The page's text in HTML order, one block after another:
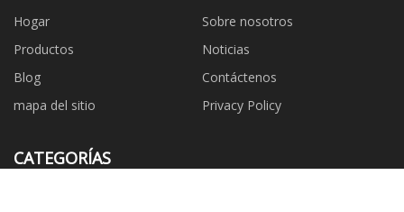
Hogar
Sobre nosotros
Productos
Noticias
Blog
Contáctenos
mapa del sitio
Privacy Policy
CATEGORÍAS